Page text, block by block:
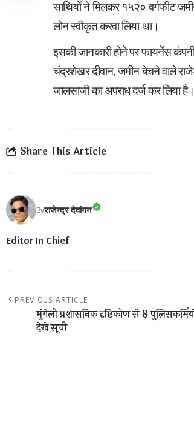
साथियों ने मिलकर १५२० वर्गफीट
लोन स्वीकृत करवा लिया था।
इसकी जानकारी होने पर फायनेंस
चंद्रशेखर दीवान, जमीन बेचने वाले
जालसाजी का अपराध दर्ज कर लिया
Share This Article
Byराजेन्द्र देवांगन
Editor In Chief
PREVIOUS ARTICLE
मुंगेली प्रशासनिक दृष्टिकोण से 8
देखे सूची